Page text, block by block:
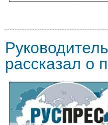
рассказал о